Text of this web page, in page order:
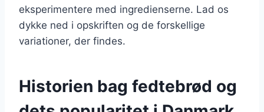
eksperimentere med ingredienserne. Lad os
dykke ned i opskriften og de forskellige
variationer, der findes.
Historien bag fedtebrød og